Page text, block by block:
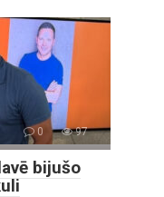
0 97
bijušo